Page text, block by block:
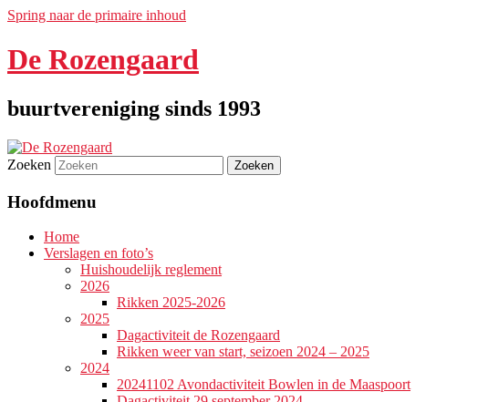
Spring naar de primaire inhoud
De Rozengaard
buurtvereniging sinds 1993
Zoeken
Hoofdmenu
Home
Verslagen en foto’s
Huishoudelijk reglement
2026
Rikken 2025-2026
2025
Dagactiviteit de Rozengaard
Rikken weer van start, seizoen 2024 – 2025
2024
20241102 Avondactiviteit Bowlen in de Maaspoort